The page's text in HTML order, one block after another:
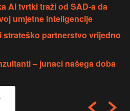
AI tvrtki traži od SAD-a da
umjetne inteligencije
partnerstvo vrijedno
– junaci našega doba